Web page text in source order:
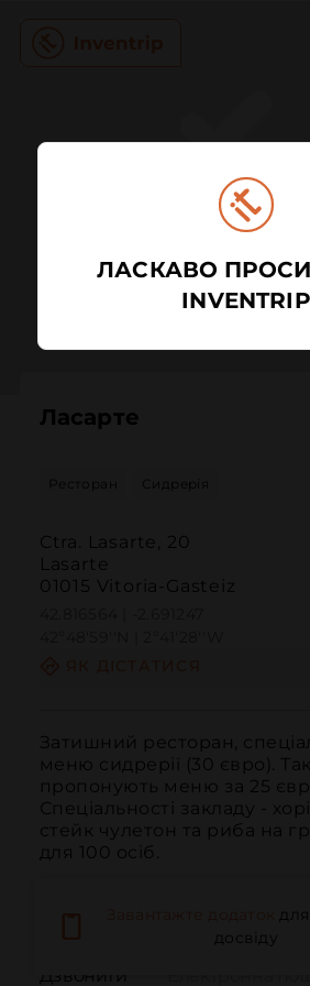
Ласарте
Ресторан Сидрерія
Ctra. Lasarte, 20
Lasarte
01015 Vitoria-Gasteiz
Затишний ресторан,
меню сидрерії (30 євро).
пропонують меню за 25
Спеціальності закладу -
стейк чулетон та риба на
для 100 осіб.
Дзвонити
досвіду
ЛАСКАВО
INVENTRIP